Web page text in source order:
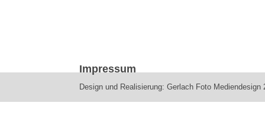
Impressum
Design und Realisierung: Gerlach Foto Mediendesign